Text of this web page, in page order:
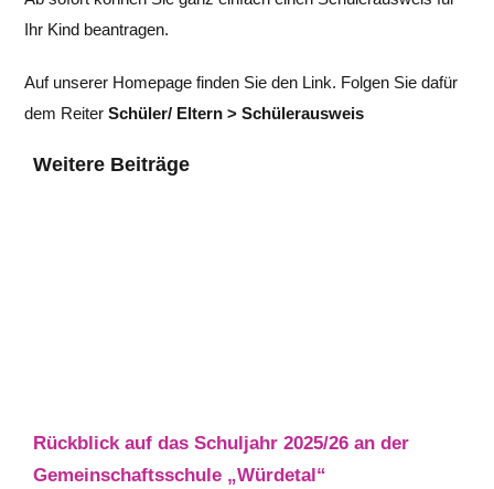
Ihr Kind beantragen.
Auf unserer Homepage finden Sie den Link. Folgen Sie dafür
dem ReiterSchüler/ Eltern > Schülerausweis
Weitere Beiträge
Rückblick auf das Schuljahr 2025/26 an der
Gemeinschaftsschule „Würdetal“